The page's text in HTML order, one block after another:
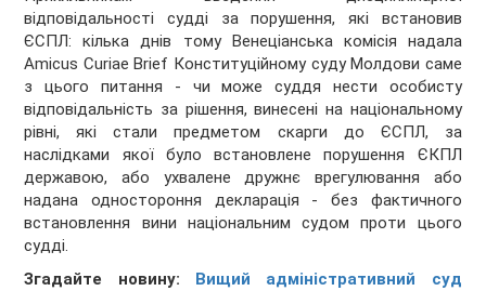
відповідальності судді за порушення, які встановив
ЄСПЛ: кілька днів тому Венеціанська комісія надала
Amicus Curiae Brief Конституційному суду Молдови саме
з цього питання - чи може суддя нести особисту
відповідальність за рішення, винесені на національному
рівні, які стали предметом скарги до ЄСПЛ, за
наслідками якої було встановлене порушення ЄКПЛ
державою, або ухвалене дружнє врегулювання або
надана одностороння декларація - без фактичного
встановлення вини національним судом проти цього
судді.
Згадайте новину: Вищий адміністративний суд